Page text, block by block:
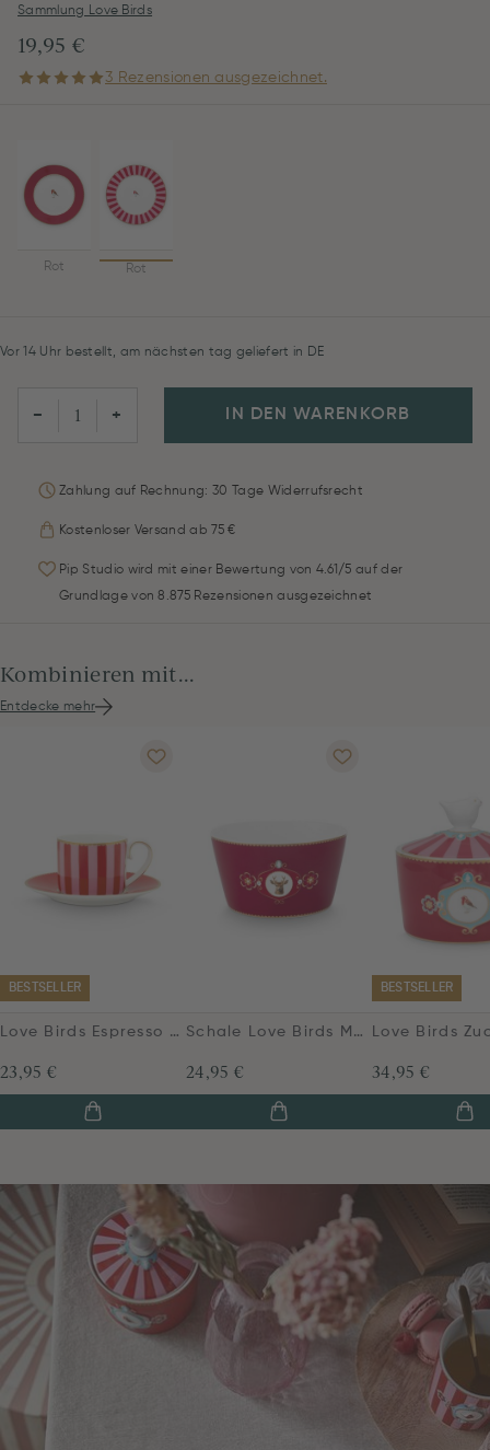
Sammlung Love Birds
19,95 €
3 Rezensionen ausgezeichnet.
Rot Rot
Vor 14 Uhr bestellt, am nächsten tag geliefert in DE
− + IN DEN WARENKORB
Zahlung auf Rechnung: 30 Tage Widerrufsrecht
Kostenloser Versand ab 75 €
Pip Studio wird mit einer Bewertung von 4.61/5 auf der
Grundlage von 8.875 Rezensionen ausgezeichnet
Kombinieren mit...
Entdecke mehr
BESTSELLER
Love Birds Espresso Cup & Saucer Red/Pink
23,95 €
Schale Love Birds Medallion Hirsch Dunkelrot 15cm
24,95 €
BESTSELLER
34,95 €